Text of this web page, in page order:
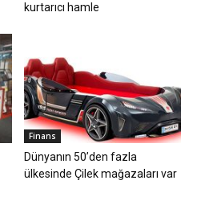
kurtarıcı hamle
Finans
Dünyanın 50’den fazla
ülkesinde Çilek mağazaları var